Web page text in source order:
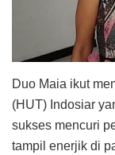
Duo Maia ikut
(HUT) Indosiar
sukses mencuri
tampil enerjik di